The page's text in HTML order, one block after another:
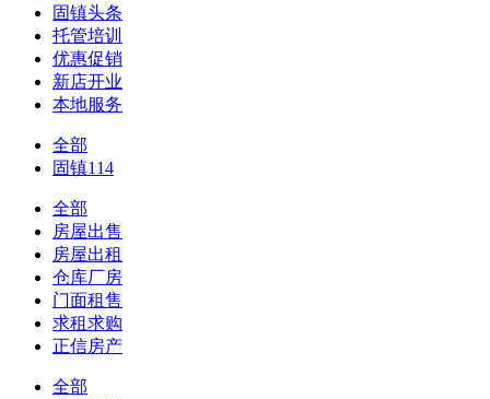
固镇头条
托管培训
优惠促销
新店开业
本地服务
全部
固镇114
全部
房屋出售
房屋出租
仓库厂房
门面租售
求租求购
正信房产
全部